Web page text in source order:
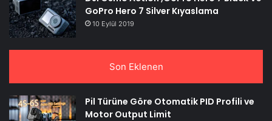
GoPro Hero 7 Silver Kıyaslama
10 Eylül 2019
Son Eklenen
Pil Türüne Göre Otomatik PID Profili ve
Motor Output Limit